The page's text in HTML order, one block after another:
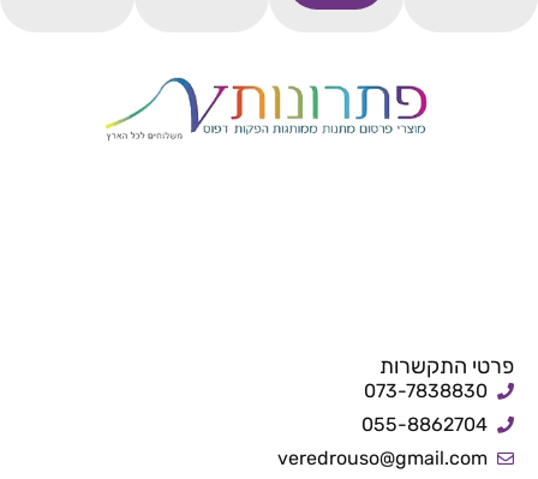
פרטי התקשרות
073-7838830
055-8862704
veredrouso@gmail.com